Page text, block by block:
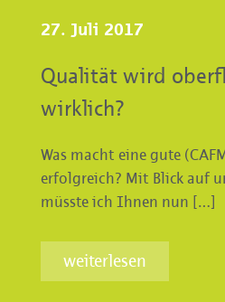
27. Juli 2017
Qualität wird
wirklich?
Was macht eine gute
erfolgreich? Mit Blick auf
müsste ich Ihnen nun […]
weiterlesen